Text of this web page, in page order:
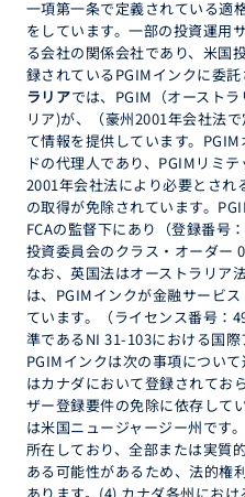
一項第一条で定義されている適
をしています。一部の投資運用
る会社の関係会社であり、米国
録されているPGIMインクに委託
ラリアでは、PGIM（オースト
リア)が、（豪州2001年会社法
て情報を提供しています。
ドの代理人であり、PGIMリミ
2001年会社法により必要とされ
の取得が免除されています。
FCAの監督下にあり（登録番号
投資委員会のクラス・オーダー
なお、英国法はオーストラリア
は、PGIMインクが金融サービ
ています。（ライセンス番号：
準であるNI 31-103における国際
PGIMインクは次の事項につい
はカナダにおいて登録されてお
ザー登録要件の免除に依存して
は米国ニュージャージー州です
所在しており、全部または実質
ある可能性があるため、法的権